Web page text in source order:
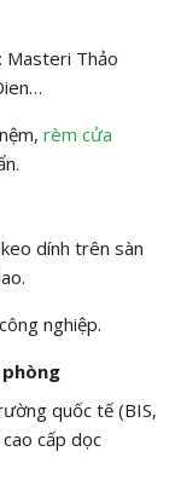
Masteri Thảo
rèm cửa
dính trên sàn
nghiệp.
quốc tế (BIS,
cấp dọc